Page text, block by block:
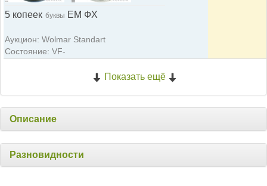
5 копеек буквы ЕМ ФХ
Аукцион: Wolmar Standart
Состояние: VF-
Показать ещё
Описание
Разновидности